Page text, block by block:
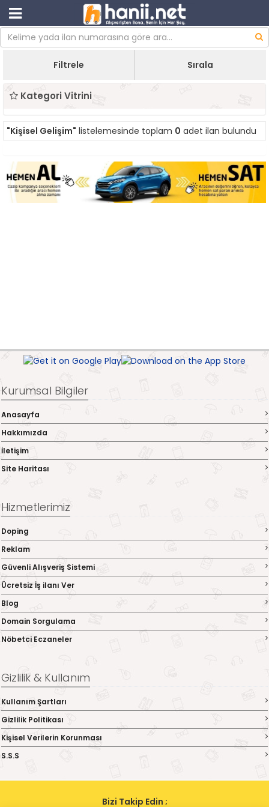
Filtrele Sırala
Kategori Vitrini
"Kişisel Gelişim" listelemesinde toplam 0 adet ilan bulundu
Kurumsal Bilgiler
Anasayfa
Hakkımızda
İletişim
Site Haritası
Hizmetlerimiz
Doping
Reklam
Güvenli Alışveriş Sistemi
Ücretsiz İş ilanı Ver
Blog
Domain Sorgulama
Nöbetci Eczaneler
Gizlilik & Kullanım
Kullanım Şartları
Gizlilik Politikası
Kişisel Verilerin Korunması
S.S.S
Bizi Takip Edin ;